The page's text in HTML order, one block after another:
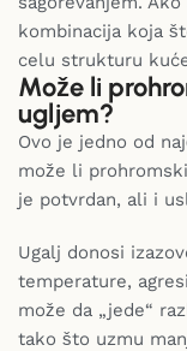
kombinacija koja
celu strukturu
Može li
ugljem?
Ovo je jedno od
može li
je potvrdan, ali i
Ugalj donosi
temperature,
može da „jede“
tako što uzmu